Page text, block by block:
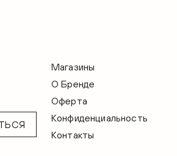
Магазины
О Бренде
Оферта
Конфиденциальность
Контакты